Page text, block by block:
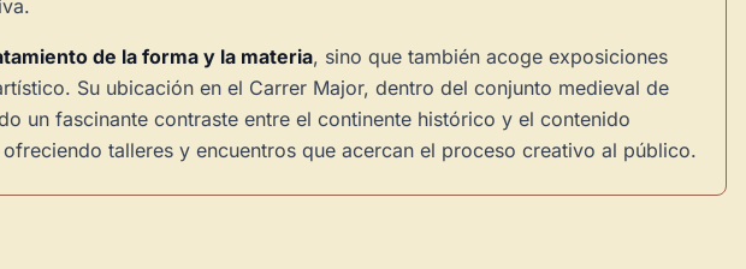
de la forma y la materia, sino que también acoge exposiciones
Su ubicación en el Carrer Major, dentro del conjunto medieval de
un fascinante contraste entre el continente histórico y el contenido
ofreciendo talleres y encuentros que acercan el proceso creativo al público.